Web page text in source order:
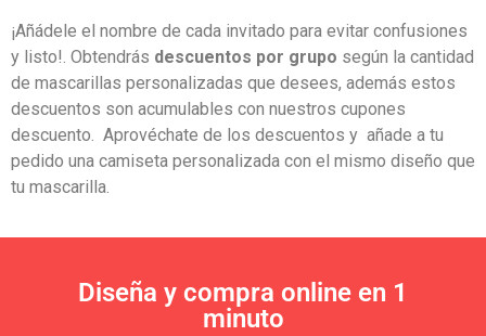
¡Añádele el nombre de cada invitado para evitar confusiones
y listo!. Obtendrás descuentos por grupo según la cantidad
de mascarillas personalizadas que desees, además estos
descuentos son acumulables con nuestros cupones
descuento. Aprovéchate de los descuentos y añade a tu
pedido una camiseta personalizada con el mismo diseño que
tu mascarilla.
Diseña y compra online en 1
minuto